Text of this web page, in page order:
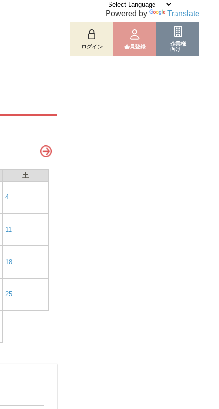
ログイン 会員登録
企業様
向け
Powered by Translate
土
4
11
18
25